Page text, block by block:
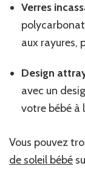
Verres
aux rayures,
Design
avec un
votre bébé à
Vous pouvez
de soleil bébé